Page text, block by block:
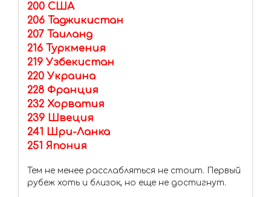
200 США
206 Таджикистан
207 Таиланд
216 Туркмения
219 Узбекистан
220 Украина
228 Франция
232 Хорватия
239 Швеция
241 Шри-Ланка
251 Япония
Тем не менее расслабляться не стоит. Первый
рубеж хоть и близок, но еще не достигнут.